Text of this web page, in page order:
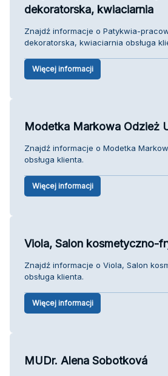
dekoratorska, kwiaciarnia
Znajdź informacje o Patykwia-
dekoratorska, kwiaciarnia obsługa
Więcej informacji
Modetka Markowa Odzież
Znajdź informacje o Modetka
obsługa klienta.
Więcej informacji
Viola, Salon kosmetyczno-
Znajdź informacje o Viola, Salon
obsługa klienta.
Więcej informacji
MUDr. Alena Sobotková